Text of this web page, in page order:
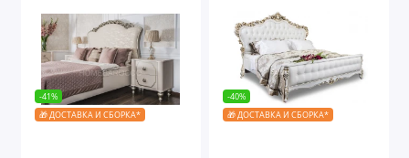
-41%
🎁 ДОСТАВКА И СБОРКА*
-40%
🎁 ДОСТАВКА И СБОРКА*